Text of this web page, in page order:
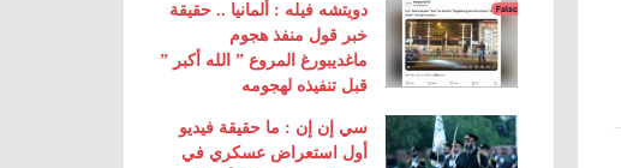
دويتشه فيله : ألمانيا .. حقيقة
خبر قول منفذ هجوم
ماغديبورغ المروع ” الله أكبر ”
قبل تنفيذه لهجومه
سي إن إن : ما حقيقة فيديو
أول استعراض عسكري في